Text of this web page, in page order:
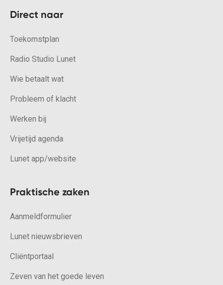
Direct naar
Toekomstplan
Radio Studio Lunet
Wie betaalt wat
Probleem of klacht
Werken bij
Vrijetijd agenda
Lunet app/website
Praktische zaken
Aanmeldformulier
Lunet nieuwsbrieven
Cliëntportaal
Zeven van het goede leven